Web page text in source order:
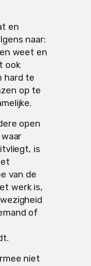
en
naar:
weet en
ook
hard te
op te
open
is
van de
werk is,
of
niet